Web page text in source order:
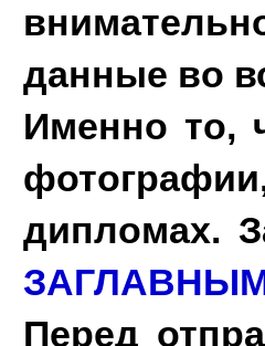
данные во
Именно то,
дипломах.
Перед